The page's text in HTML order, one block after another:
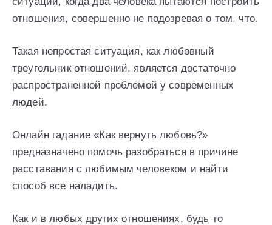
отношения, совершенно не подозревая о том, что.
Такая непростая ситуация, как любовный
треугольник отношений, является достаточно
распространенной проблемой у современных
людей.
Онлайн гадание «Как вернуть любовь?»
предназначено помочь разобраться в причине
расставания с любимым человеком и найти
способ все наладить.
Как и в любых других отношениях, будь то